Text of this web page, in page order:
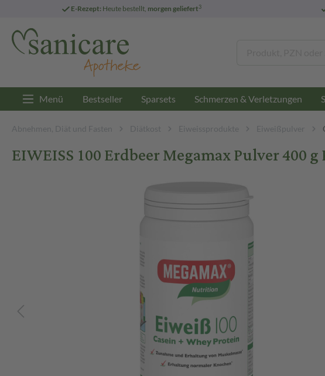
E-Rezept: Heute bestellt, morgen geliefert3
Menü Bestseller Sparsets Schmerzen & Verletzungen
Abnehmen, Diät und Fasten Diätkost Eiweissprodukte Eiweißpulver
EIWEISS 100 Erdbeer Megamax Pulver 400